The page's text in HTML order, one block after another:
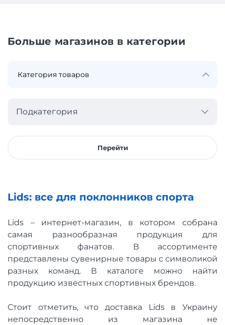
Больше магазинов в категории
Подкатегория
Перейти
Lids: все для поклонников спорта
Lids – интернет-магазин, в котором собрана
самая разнообразная продукция для
спортивных фанатов. В ассортименте
представлены сувенирные товары с символикой
разных команд. В каталоге можно найти
продукцию известных спортивных брендов.
Стоит отметить, что доставка Lids в Украину
непосредственно из магазина не